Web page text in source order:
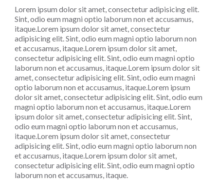
Lorem ipsum dolor sit amet, consectetur adipisicing elit.
Sint, odio eum magni optio laborum non et accusamus,
itaque.Lorem ipsum dolor sit amet, consectetur
adipisicing elit. Sint, odio eum magni optio laborum non
et accusamus, itaque.Lorem ipsum dolor sit amet,
consectetur adipisicing elit. Sint, odio eum magni optio
laborum non et accusamus, itaque.Lorem ipsum dolor sit
amet, consectetur adipisicing elit. Sint, odio eum magni
optio laborum non et accusamus, itaque.Lorem ipsum
dolor sit amet, consectetur adipisicing elit. Sint, odio eum
magni optio laborum non et accusamus, itaque.Lorem
ipsum dolor sit amet, consectetur adipisicing elit. Sint,
odio eum magni optio laborum non et accusamus,
itaque.Lorem ipsum dolor sit amet, consectetur
adipisicing elit. Sint, odio eum magni optio laborum non
et accusamus, itaque.Lorem ipsum dolor sit amet,
consectetur adipisicing elit. Sint, odio eum magni optio
laborum non et accusamus, itaque.